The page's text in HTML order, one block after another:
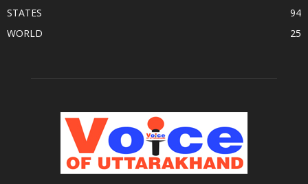
STATES
94
WORLD
25